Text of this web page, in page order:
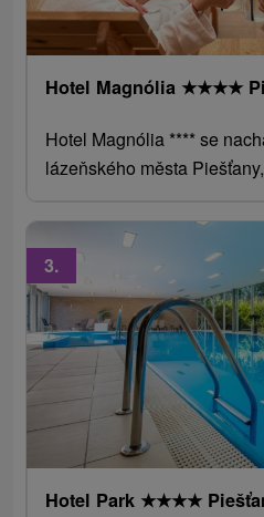
Hotel Magnólia ★★★★
Hotel Magnólia **** se
lázeňského města
3.
Hotel Park ★★★★